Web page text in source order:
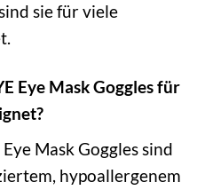
sie für viele
Eye Mask Goggles für
Mask Goggles sind
hypoallergenem